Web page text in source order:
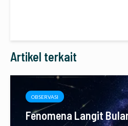
Artikel terkait
OBSERVASI
Fenomena Langit